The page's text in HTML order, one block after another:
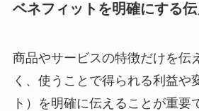
ベネフィットを明確にする
商品やサービスの特徴だけを伝
く、使うことで得られる利益や
ト）を明確に伝えることが重要